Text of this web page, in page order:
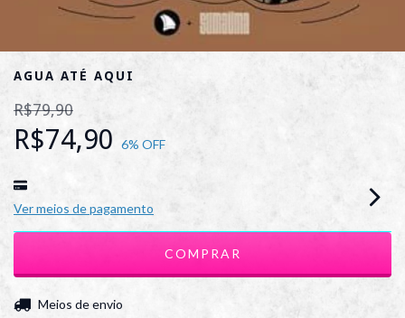
AGUA ATÉ AQUI
R$79,90
R$74,90 6% OFF
Ver meios de pagamento
Entregas para o CEP:
Meios de envio